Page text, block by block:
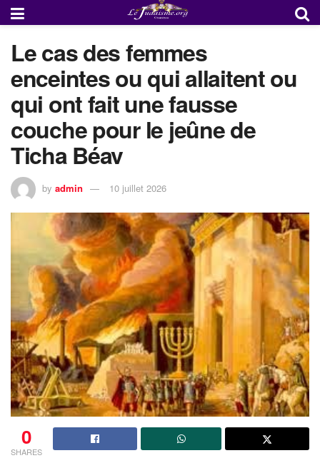
Le cas des femmes
enceintes ou qui allaitent ou
qui ont fait une fausse
couche pour le jeûne de
Ticha Béav
by admin 10 juillet 2026
0
SHARES